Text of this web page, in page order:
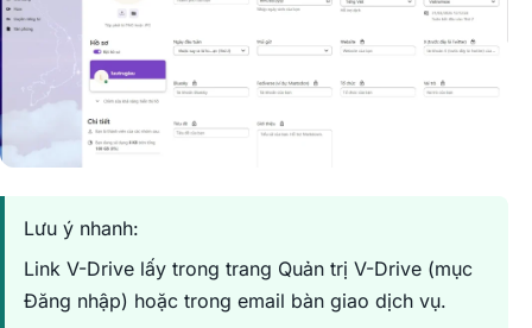
Lưu ý nhanh:
Link V-Drive lấy trong trang Quản trị V-Drive (mục
Đăng nhập) hoặc trong email bàn giao dịch vụ.